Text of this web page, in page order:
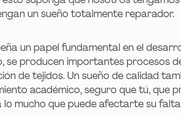
un sueño totalmente reparador.
un papel fundamental en el
se producen importantes procesos
de tejidos. Un sueño de calidad
académico, seguro que tú, que
mucho que puede afectarte su